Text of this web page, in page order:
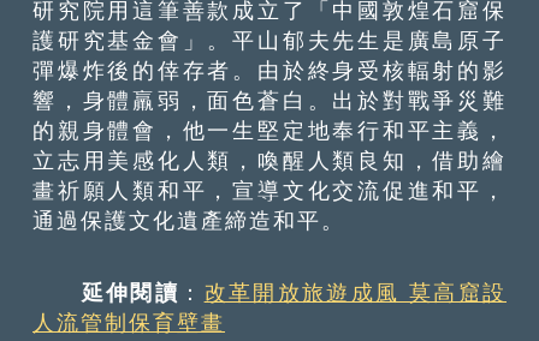
研究院用這筆善款成立了「中國敦煌石窟保
護研究基金會」。平山郁夫先生是廣島原子
彈爆炸後的倖存者。由於終身受核輻射的影
響，身體羸弱，面色蒼白。出於對戰爭災難
的親身體會，他一生堅定地奉行和平主義，
立志用美感化人類，喚醒人類良知，借助繪
畫祈願人類和平，宣導文化交流促進和平，
通過保護文化遺產締造和平。
延伸閱讀 ： 改革開放旅遊成風 莫高窟設
人流管制保育壁畫